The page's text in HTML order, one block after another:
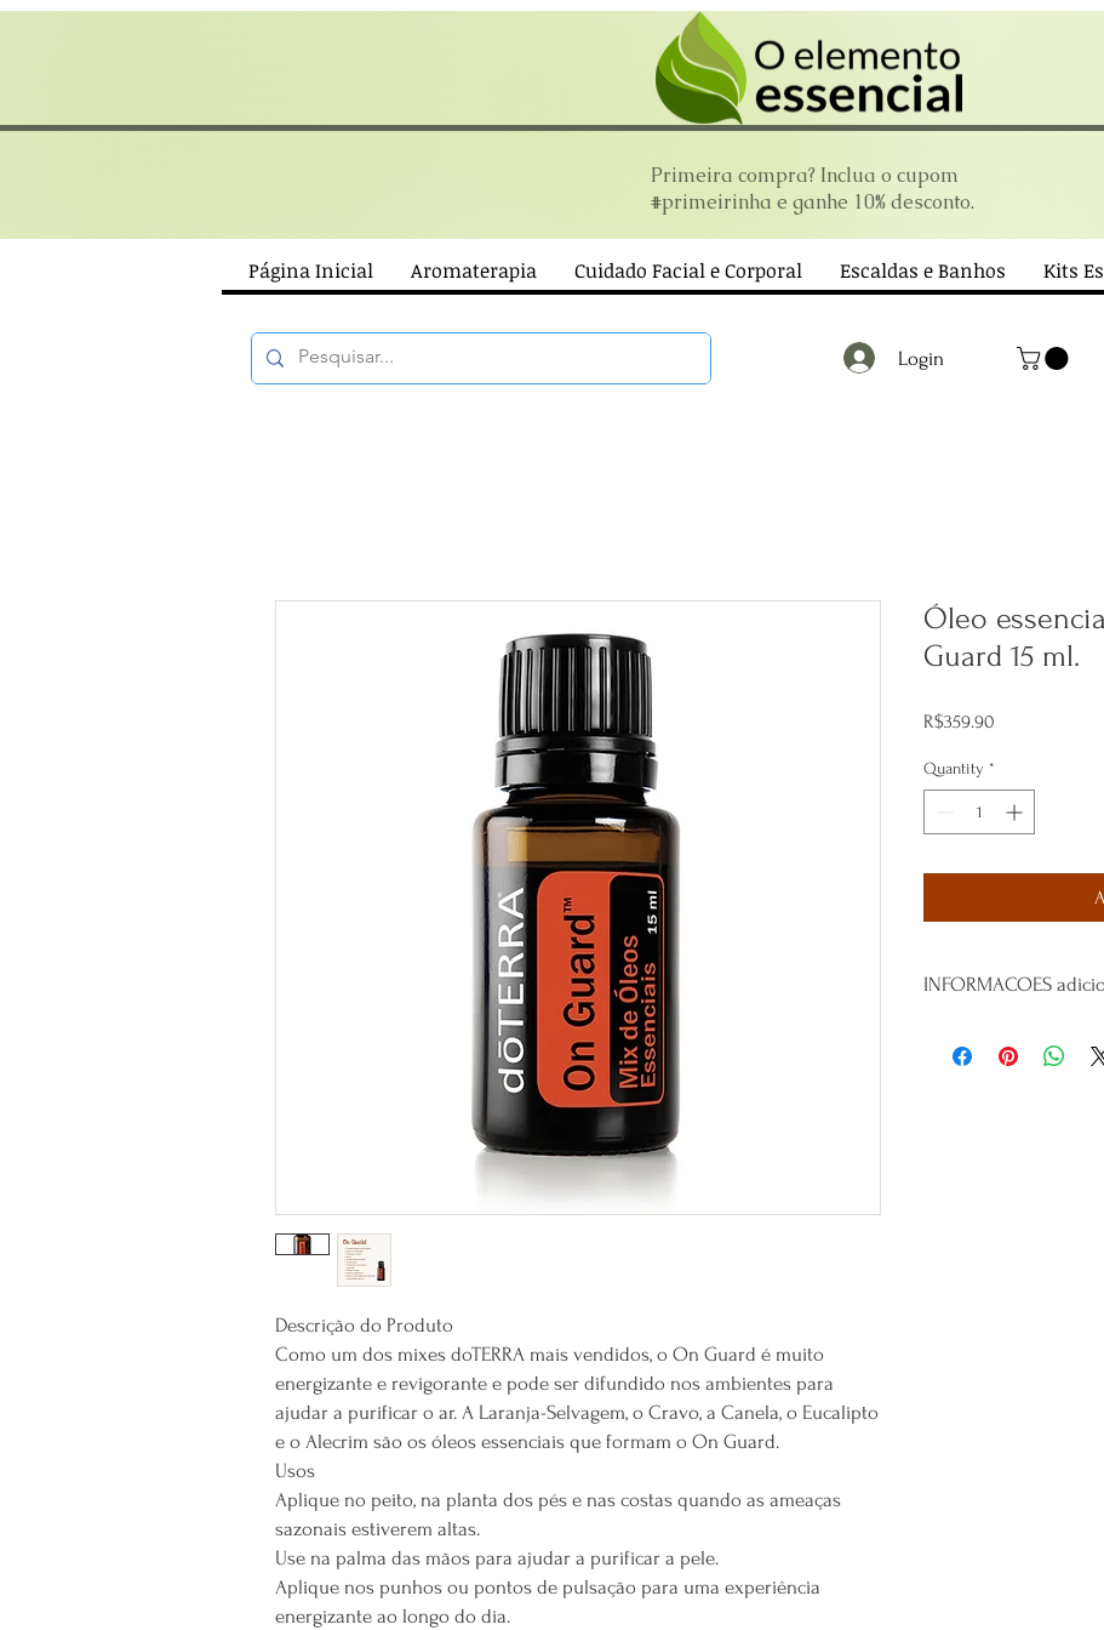
Primeira compra? Inclua o cupom
#primeirinha e ganhe 10% desconto.
Página Inicial Aromaterapia Cuidado Facial e Corporal Escaldas e Banhos Kits
Login
Descrição do Produto
Como um dos mixes doTERRA mais vendidos, o On Guard é muito
energizante e revigorante e pode ser difundido nos ambientes para
ajudar a purificar o ar. A Laranja-Selvagem, o Cravo, a Canela, o Eucalipto
e o Alecrim são os óleos essenciais que formam o On Guard.
Usos
Aplique no peito, na planta dos pés e nas costas quando as ameaças
sazonais estiverem altas.
Use na palma das mãos para ajudar a purificar a pele.
Aplique nos punhos ou pontos de pulsação para uma experiência
energizante ao longo do dia.
Óleo
Guard 15 ml.
R$359.90
Quantity *
INFORMACOES
imunológico, auxilia em